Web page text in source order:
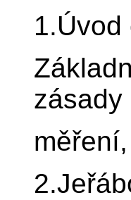
zásady